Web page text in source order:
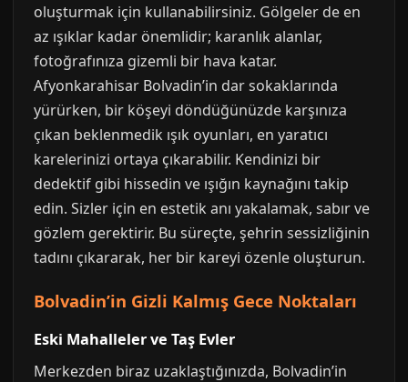
oluşturmak için kullanabilirsiniz. Gölgeler de en
az ışıklar kadar önemlidir; karanlık alanlar,
fotoğrafınıza gizemli bir hava katar.
Afyonkarahisar Bolvadin’in dar sokaklarında
yürürken, bir köşeyi döndüğünüzde karşınıza
çıkan beklenmedik ışık oyunları, en yaratıcı
karelerinizi ortaya çıkarabilir. Kendinizi bir
dedektif gibi hissedin ve ışığın kaynağını takip
edin. Sizler için en estetik anı yakalamak, sabır ve
gözlem gerektirir. Bu süreçte, şehrin sessizliğinin
tadını çıkararak, her bir kareyi özenle oluşturun.
Bolvadin’in Gizli Kalmış Gece Noktaları
Eski Mahalleler ve Taş Evler
Merkezden biraz uzaklaştığınızda, Bolvadin’in